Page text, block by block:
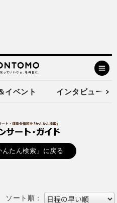
イベント インタビュー
たん検索」に戻る
ソート順：